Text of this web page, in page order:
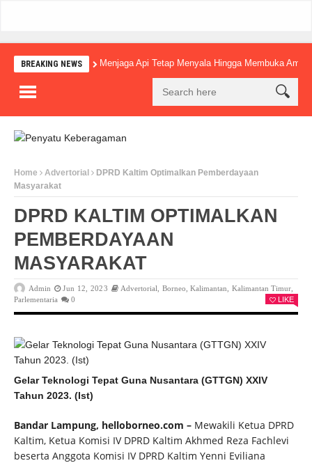
BREAKING NEWS Menjaga Api Tetap Menyala Hingga Membuka
Home Advertorial
DPRD Kaltim Optimalkan Pemberdayaan
Masyarakat
DPRD KALTIM OPTIMALKAN
PEMBERDAYAAN
MASYARAKAT
Admin Jun 12, 2023 Advertorial Borneo ,Kalimantan ,Kalimantan Timur
Parlementaria
0 LIKE
Gelar Teknologi Tepat Guna Nusantara (GTTGN) XXIV
Tahun 2023. (Ist)
Bandar Lampung, helloborneo.com – Mewakili Ketua DPRD
Kaltim, Ketua Komisi IV DPRD Kaltim Akhmed Reza Fachlevi
beserta Anggota Komisi IV DPRD Kaltim Yenni Eviliana